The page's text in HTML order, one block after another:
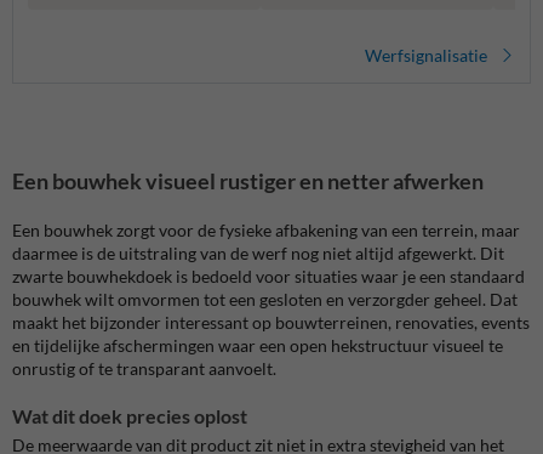
Werfsignalisatie
Een bouwhek visueel rustiger en netter afwerken
Een bouwhek zorgt voor de fysieke afbakening van een terrein, maar
daarmee is de uitstraling van de werf nog niet altijd afgewerkt. Dit
zwarte bouwhekdoek is bedoeld voor situaties waar je een standaard
bouwhek wilt omvormen tot een gesloten en verzorgder geheel. Dat
maakt het bijzonder interessant op bouwterreinen, renovaties, events
en tijdelijke afschermingen waar een open hekstructuur visueel te
onrustig of te transparant aanvoelt.
Wat dit doek precies oplost
De meerwaarde van dit product zit niet in extra stevigheid van het